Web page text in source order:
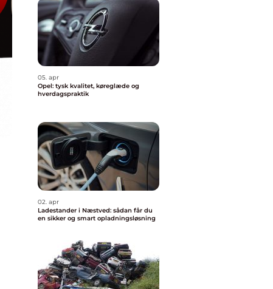
05. apr
Opel: tysk kvalitet, køreglæde og
hverdagspraktik
02. apr
Ladestander i Næstved: sådan får du
en sikker og smart opladningsløsning